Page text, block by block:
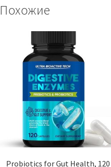
Похожие
Probiotics for Gut Health, 120